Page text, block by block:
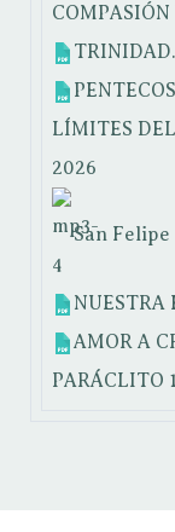
COMPASIÓN
LÍMITES
2026
San
NUESTRA
AMOR A
PARÁCLITO